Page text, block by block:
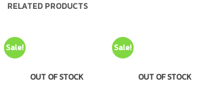
RELATED PRODUCTS
Sale!
OUT OF STOCK
Sale!
OUT OF STOCK